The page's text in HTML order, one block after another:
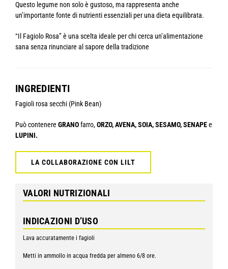
Questo legume non solo è gustoso, ma rappresenta anche
un’importante fonte di nutrienti essenziali per una dieta equilibrata.
“Il Fagiolo Rosa” è una scelta ideale per chi cerca un’alimentazione
sana senza rinunciare al sapore della tradizione
INGREDIENTI
Fagioli rosa secchi (Pink Bean)
Può contenere GRANOfarro,ORZO, AVENA, SOIA, SESAMO, SENAPEe
LUPINI.
LA COLLABORAZIONE CON LILT
VALORI NUTRIZIONALI
INDICAZIONI D’USO
Lava accuratamente i fagioli
Metti in ammollo in acqua fredda per almeno 6/8 ore.